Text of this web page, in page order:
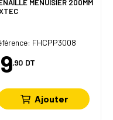
MENUISIER 200MM
FHCPP3008
,90 DT
Ajouter